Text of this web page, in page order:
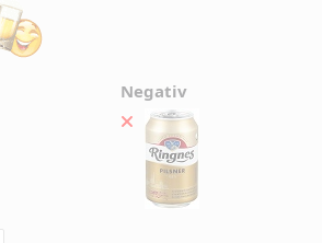
Negativ